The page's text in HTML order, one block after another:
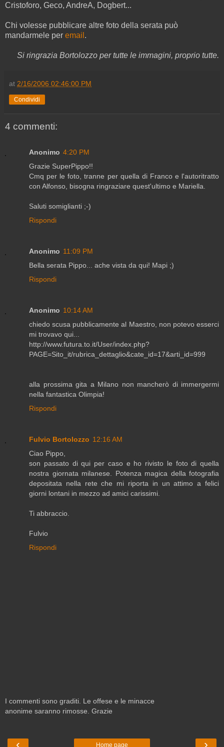
Cristoforo, Geco, AndreA, Dogbert...
Chi volesse pubblicare altre foto della serata può
mandarmele per email .
Si ringrazia Bortolozzo per tutte le immagini, proprio tutte.
at 2/16/2006 02:46:00 PM
Condividi
4 commenti:
Anonimo 4:20 PM
Grazie SuperPippo!!
Cmq per le foto, tranne per quella di Franco e l'autoritratto
con Alfonso, bisogna ringraziare quest'ultimo e Mariella.
Saluti somiglianti ;-)
Rispondi
Anonimo 11:09 PM
Bella serata Pippo... ache vista da qui! Mapi ;)
Rispondi
Anonimo 10:14 AM
chiedo scusa pubblicamente al Maestro, non potevo esserci
mi trovavo qui...
http://www.futura.to.it/User/index.php?
PAGE=Sito_it/rubrica_dettaglio&cate_id=17&arti_id=999
alla prossima gita a Milano non mancherò di immergermi
nella fantastica Olimpia!
Rispondi
Fulvio Bortolozzo 12:16 AM
Ciao Pippo,
son passato di qui per caso e ho rivisto le foto di quella
nostra giornata milanese. Potenza magica della fotografia
depositata nella rete che mi riporta in un attimo a felici
giorni lontani in mezzo ad amici carissimi.
Ti abbraccio.
Fulvio
Rispondi
I commenti sono graditi. Le offese e le minacce
anonime saranno rimosse. Grazie
‹ ›
Home page